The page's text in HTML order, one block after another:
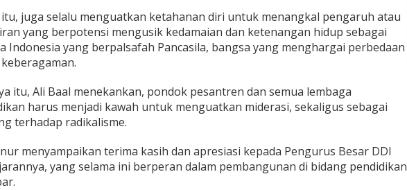
itu, juga selalu menguatkan ketahanan diri untuk menangkal pengaruh atau
yang berpotensi mengusik kedamaian dan ketenangan hidup sebagai
Indonesia yang berpalsafah Pancasila, bangsa yang menghargai perbedaan
itu, Ali Baal menekankan, pondok pesantren dan semua lembaga
harus menjadi kawah untuk menguatkan miderasi, sekaligus sebagai
terhadap radikalisme.
menyampaikan terima kasih dan apresiasi kepada Pengurus Besar DDI
yang selama ini berperan dalam pembangunan di bidang pendidikan